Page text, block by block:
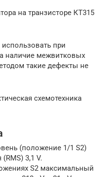
на транзисторе КТ315
при
наличие межвитковых
такие дефекты не
схемотехника
(положение 1/1 S2)
3,1 V.
S2 максимальный